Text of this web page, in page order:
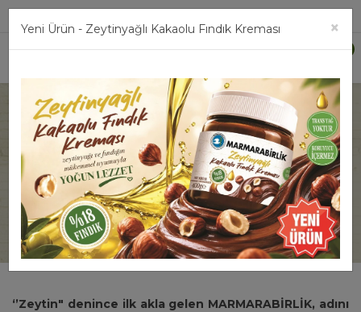
0
Hakkımızda
Anasayfa
‘’Zeytin" denince ilk akla gelen MARMARABİRLİK, adını
Yeni Ürün - Zeytinyağlı Kakaolu Fındık Kreması ×